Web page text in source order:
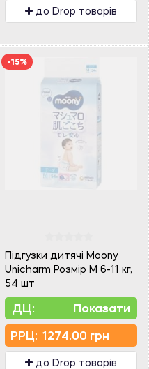
до Drop товарів
-15%
Підгузки дитячі Moony
Unicharm Розмір M 6-11 кг,
54 шт
ДЦ: Показати
PPЦ: 1274.00 грн
до Drop товарів